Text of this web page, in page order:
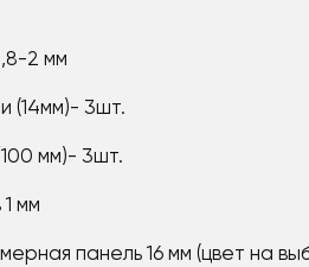
2 мм
(14мм)- 3шт.
мм)- 3шт.
мм
панель 16 мм (цвет на